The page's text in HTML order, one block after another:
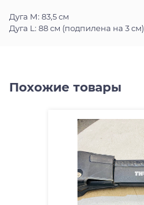
Дуга М: 83,5 см
Дуга L: 88 см (подпилена на 3 см)
Похожие товары